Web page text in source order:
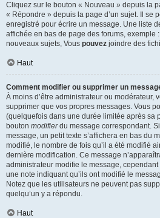
Cliquez sur le bouton « Nouveau » depuis la
« Répondre » depuis la page d’un sujet. Il se
enregistré pour écrire un message. Une liste
affichée en bas de page des forums, exemple
nouveaux sujets, Vous pouvez joindre des
Haut
Comment modifier ou supprimer un
À moins d’être administrateur ou modérateur,
supprimer que vos propres messages. Vous
(quelquefois dans une durée limitée après sa
bouton modifierdu message correspondant.
message, un petit texte s’affichera en bas du
modifié, le nombre de fois qu’il a été modifié
dernière modification. Ce message
administrateur modifie le message,
une note indiquant qu’ils ont modifié le
Notez que les utilisateurs ne peuvent pas
quelqu’un y a répondu.
Haut